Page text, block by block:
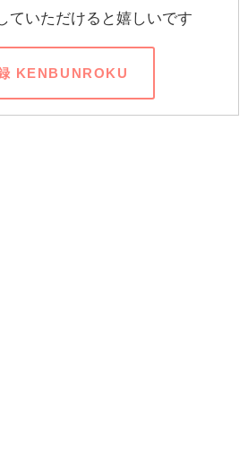
ていただけると嬉しいです
KENBUNROKU